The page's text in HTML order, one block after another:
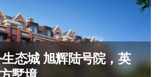
生态城 旭辉陆号院，英